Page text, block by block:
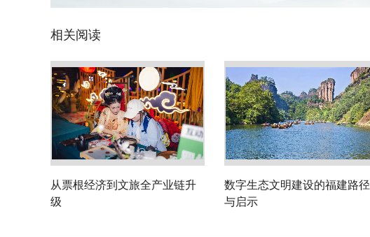
相关阅读
从票根经济到文旅全产业链升
级
数字生态文明建设的福建路径
与启示